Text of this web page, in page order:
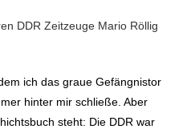
ich das graue Gefängnistor
hinter mir schließe. Aber
steht: Die DDR war